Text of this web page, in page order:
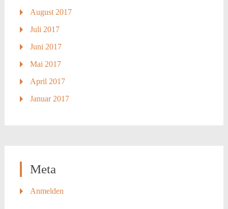
August 2017
Juli 2017
Juni 2017
Mai 2017
April 2017
Januar 2017
Meta
Anmelden